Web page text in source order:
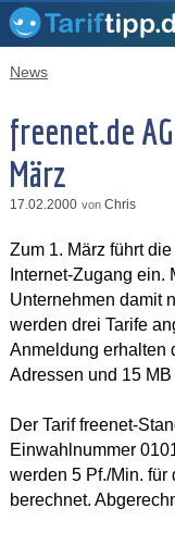
News
freenet.de
März
17.02.2000 von Chris
Zum 1. März führt
Internet-Zugang ein.
Unternehmen damit
werden drei Tarife
Anmeldung erhalten
Adressen und 15
Der Tarif freenet-
Einwahlnummer
werden 5 Pf./Min.
berechnet.